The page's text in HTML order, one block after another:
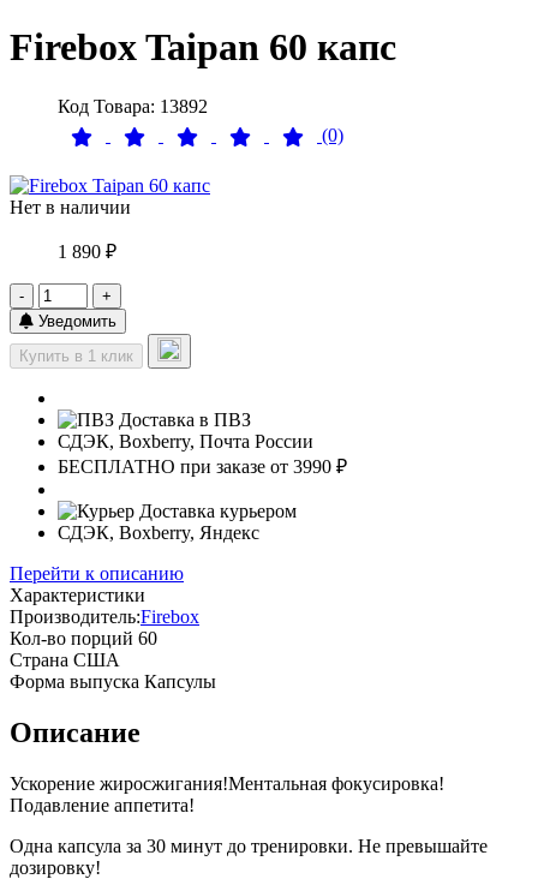
Firebox Taipan 60 капс
Код Товара: 13892
(0)
Нет в наличии
1 890 ₽
-
+
Уведомить
Купить в 1 клик
Доставка в ПВЗ
СДЭК, Boxberry, Почта России
БЕСПЛАТНО при заказе от 3990 ₽
Доставка курьером
СДЭК, Boxberry, Яндекс
Перейти к описанию
Характеристики
Производитель:Firebox
Кол-во порций 60
Страна США
Форма выпуска Капсулы
Описание
Ускорение жиросжигания!Ментальная фокусировка!
Подавление аппетита!
Одна капсула за 30 минут до тренировки. Не превышайте
дозировку!